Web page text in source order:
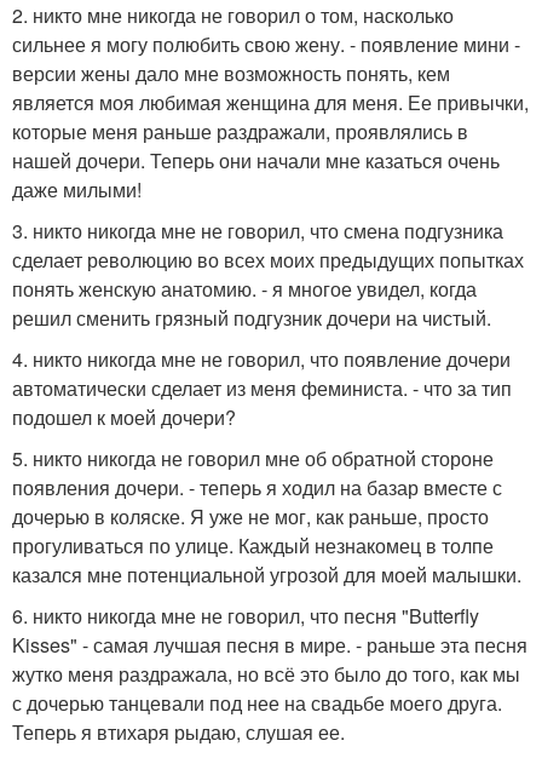
2. никто мне никогда не говорил о том, насколько
сильнее я могу полюбить свою жену. - появление мини -
версии жены дало мне возможность понять, кем
является моя любимая женщина для меня. Ее привычки,
которые меня раньше раздражали, проявлялись в
нашей дочери. Теперь они начали мне казаться очень
даже милыми!
3. никто никогда мне не говорил, что смена подгузника
сделает революцию во всех моих предыдущих попытках
понять женскую анатомию. - я многое увидел, когда
решил сменить грязный подгузник дочери на чистый.
4. никто никогда мне не говорил, что появление дочери
автоматически сделает из меня феминиста. - что за тип
подошел к моей дочери?
5. никто никогда не говорил мне об обратной стороне
появления дочери. - теперь я ходил на базар вместе с
дочерью в коляске. Я уже не мог, как раньше, просто
прогуливаться по улице. Каждый незнакомец в толпе
казался мне потенциальной угрозой для моей малышки.
6. никто никогда мне не говорил, что песня "Butterfly
Kisses" - самая лучшая песня в мире. - раньше эта песня
жутко меня раздражала, но всё это было до того, как мы
с дочерью танцевали под нее на свадьбе моего друга.
Теперь я втихаря рыдаю, слушая ее.